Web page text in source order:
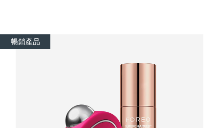
暢銷產品
羅馬尼亞